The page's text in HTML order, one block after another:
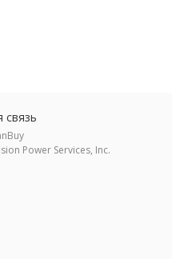
связь
Power Services, Inc.